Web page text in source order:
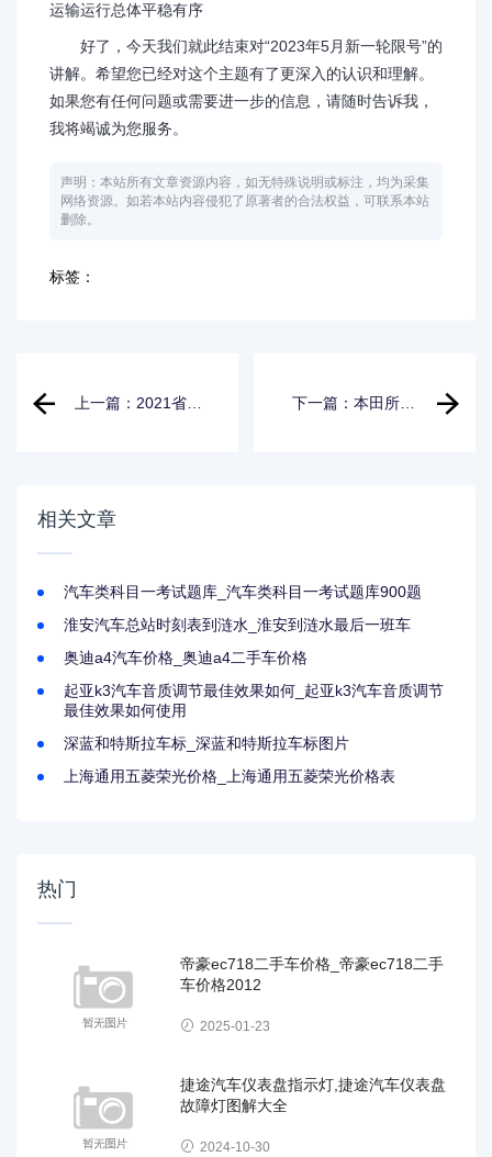
运输运行总体平稳有序
好了，今天我们就此结束对“2023年5月新一轮限号”的
讲解。希望您已经对这个主题有了更深入的认识和理解。
如果您有任何问题或需要进一步的信息，请随时告诉我，
我将竭诚为您服务。
声明：本站所有文章资源内容，如无特殊说明或标注，均为采集
网络资源。如若本站内容侵犯了原著者的合法权益，可联系本站
删除。
标签：
上一篇：2021省油
下一篇：本田所有
相关文章
汽车类科目一考试题库_汽车类科目一考试题库900题
淮安汽车总站时刻表到涟水_淮安到涟水最后一班车
奥迪a4汽车价格_奥迪a4二手车价格
起亚k3汽车音质调节最佳效果如何_起亚k3汽车音质调节
最佳效果如何使用
深蓝和特斯拉车标_深蓝和特斯拉车标图片
上海通用五菱荣光价格_上海通用五菱荣光价格表
热门
帝豪ec718二手车价格_帝豪ec718二手
车价格2012
2025-01-23
捷途汽车仪表盘指示灯,捷途汽车仪表盘
故障灯图解大全
2024-10-30